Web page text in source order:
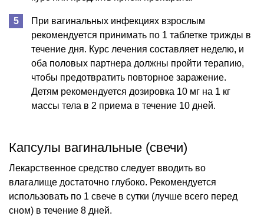
При вагинальных инфекциях взрослым
рекомендуется принимать по 1 таблетке трижды в
течение дня. Курс лечения составляет неделю, и
оба половых партнера должны пройти терапию,
чтобы предотвратить повторное заражение.
Детям рекомендуется дозировка 10 мг на 1 кг
массы тела в 2 приема в течение 10 дней.
Капсулы вагинальные (свечи)
Лекарственное средство следует вводить во
влагалище достаточно глубоко. Рекомендуется
использовать по 1 свече в сутки (лучше всего перед
сном) в течение 8 дней.